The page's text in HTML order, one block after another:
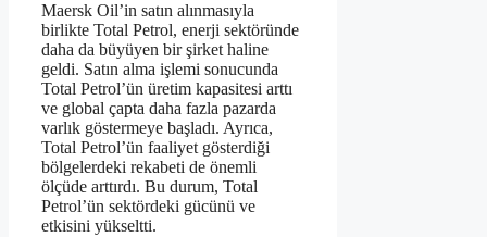
Maersk Oil’in satın alınmasıyla
birlikte Total Petrol, enerji sektöründe
daha da büyüyen bir şirket haline
geldi. Satın alma işlemi sonucunda
Total Petrol’ün üretim kapasitesi arttı
ve global çapta daha fazla pazarda
varlık göstermeye başladı. Ayrıca,
Total Petrol’ün faaliyet gösterdiği
bölgelerdeki rekabeti de önemli
ölçüde arttırdı. Bu durum, Total
Petrol’ün sektördeki gücünü ve
etkisini yükseltti.